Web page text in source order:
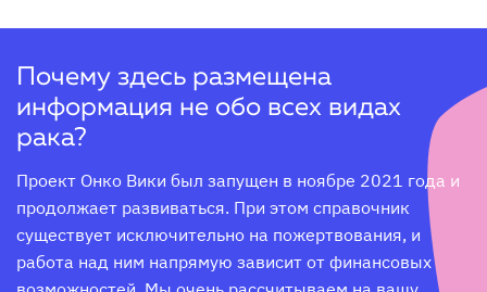
Почему здесь размещена
информация не обо всех видах
рака?
Проект Онко Вики был запущен в ноябре 2021 года и
продолжает развиваться. При этом справочник
существует исключительно на пожертвования, и
работа над ним напрямую зависит от финансовых